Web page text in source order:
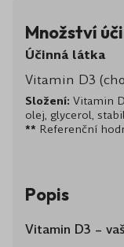
Množství
Účinná látka
Vitamin D3
Složení: Vitamin
olej, glycerol,
** Referenční
Popis
Vitamin D3 –